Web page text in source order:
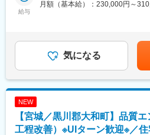
ソリューションのマーケティング
独占的に販売し、高いシェアを継
関連装置の総代理店など、ニーズ
ンを調達する「商社」機能・お客
最適なシステムを提供する「SIer
解決のために、導入から保守・運
変更の範囲：会社の定める業務
計・分析やSEMを用いた観察・
■業務詳細：
・プリント基板の各種試験・評価
・試験結果のデータ集計および分
・不具合発生時の原因調査および
・SEM（走査電子顕微鏡）を用い
・評価結果のレポート作成および
・関係部署との技術的な情報共有
給与
月額（基本給）：230,000円～
年目 年収440～460万円8年目
収1000万円超※金額はあくまでも
安の金額であり、選考を通じて上
(月額)は固定手当を含めた表記で
気になる
NEW
【宮城／黒川郡大和町】品質
工程改善）※UIターン歓迎※／